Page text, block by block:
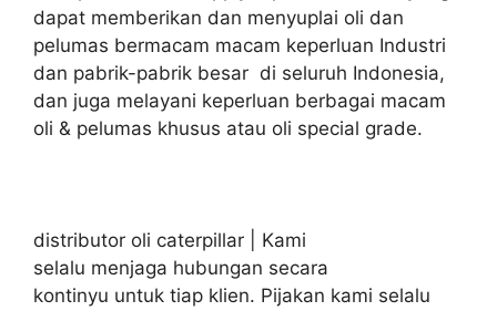
dapat memberikan dan menyuplai oli dan
pelumas bermacam macam keperluan Industri
dan pabrik-pabrik besar di seluruh Indonesia,
dan juga melayani keperluan berbagai macam
oli & pelumas khusus atau oli special grade.
distributor oli caterpillar | Kami
selalu menjaga hubungan secara
kontinyu untuk tiap klien. Pijakan kami selalu